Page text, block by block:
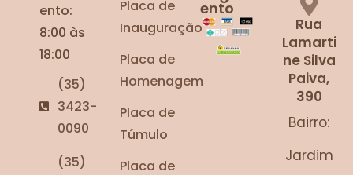
ento:
8:00 às
18:00
(35)
3423-
0090
(35)
Placa de
Inauguração
Placa de
Homenagem
Placa de
Túmulo
Placa de
ento
Rua
Lamarti
ne Silva
Paiva,
390
Bairro:
Jardim